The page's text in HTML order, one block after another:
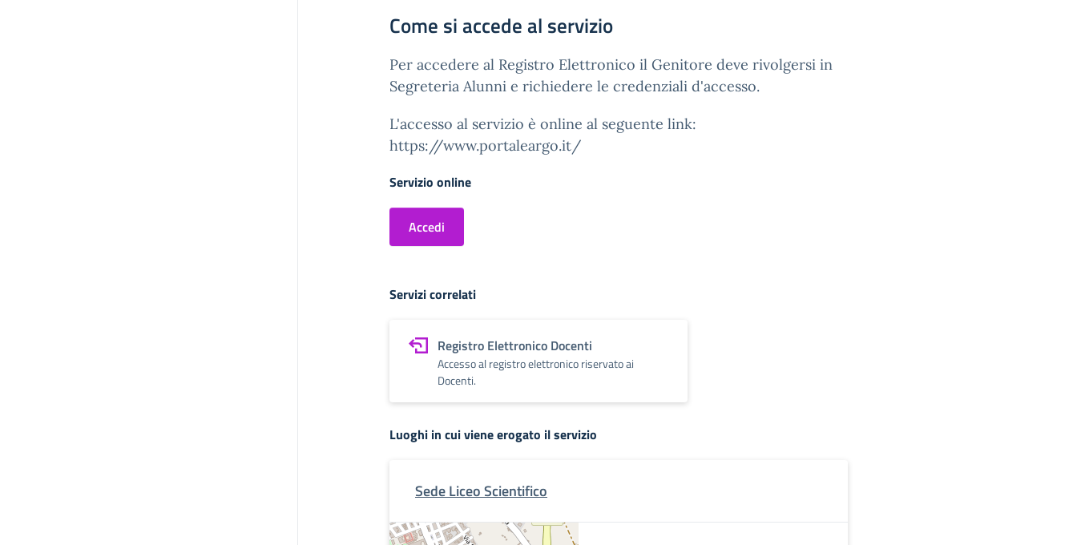
Come si accede al servizio
Per accedere al Registro Elettronico il Genitore deve rivolgersi in
Segreteria Alunni e richiedere le credenziali d'accesso.
L'accesso al servizio è online al seguente link:
https://www.portaleargo.it/
Servizio online
Accedi
Servizi correlati
Registro Elettronico Docenti
Accesso al registro elettronico riservato ai
Docenti.
Luoghi in cui viene erogato il servizio
Sede Liceo Scientifico